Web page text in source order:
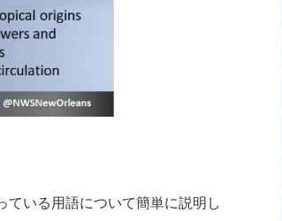
いる用語について簡単に説明し